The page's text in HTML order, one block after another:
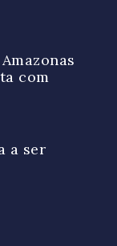
com
a ser